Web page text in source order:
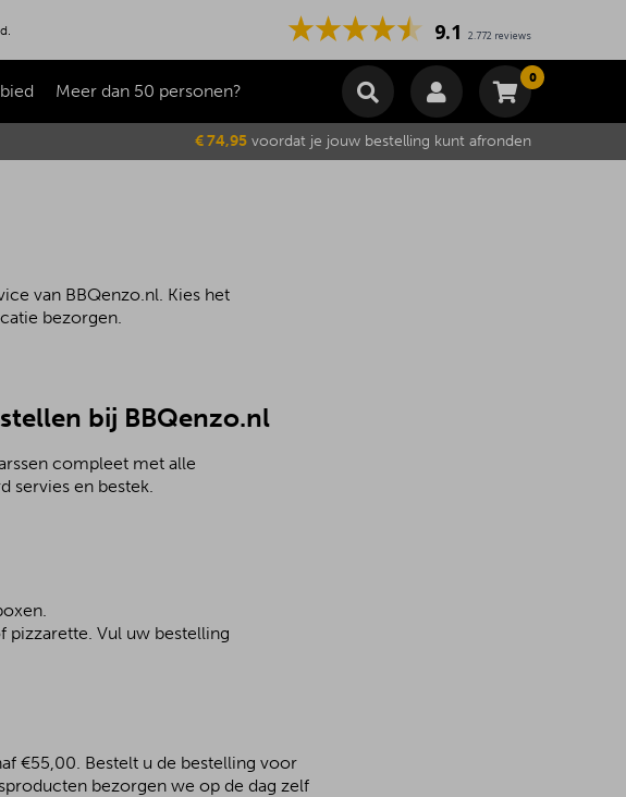
9.1 2.772 reviews
Meer dan 50 personen?
0
Winkelmand
Subtotaal €0,00
€ 74,95 voordat je jouw bestelling kunt afronden
van BBQenzo.nl. Kies het
bezorgen.
bij BBQenzo.nl
compleet met alle
servies en bestek.
pizzarette. Vul uw bestelling
€55,00. Bestelt u de bestelling voor
bezorgen we op de dag zelf